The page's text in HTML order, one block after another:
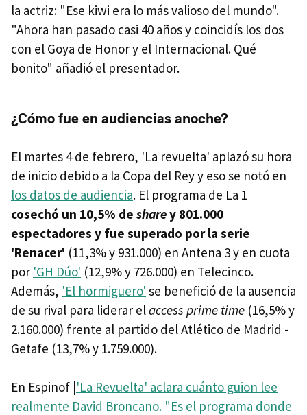
la actriz: "Ese kiwi era lo más valioso del mundo".
"Ahora han pasado casi 40 años y coincidís los dos
con el Goya de Honor y el Internacional. Qué
bonito" añadió el presentador.
¿Cómo fue en audiencias anoche?
El martes 4 de febrero, 'La revuelta' aplazó su hora
de inicio debido a la Copa del Rey y eso se notó en
los datos de audiencia. El programa de La 1
cosechó un 10,5% de sharey 801.000
espectadores y fue superado por la serie
'Renacer' (11,3% y 931.000) en Antena 3 y en cuota
por 'GH Dúo' (12,9% y 726.000) en Telecinco.
Además, 'El hormiguero' se benefició de la ausencia
de su rival para liderar elaccess prime time (16,5% y
2.160.000) frente al partido del Atlético de Madrid -
Getafe (13,7% y 1.759.000).
En Espinof |'La Revuelta' aclara cuánto guion lee
realmente David Broncano. "Es el programa donde